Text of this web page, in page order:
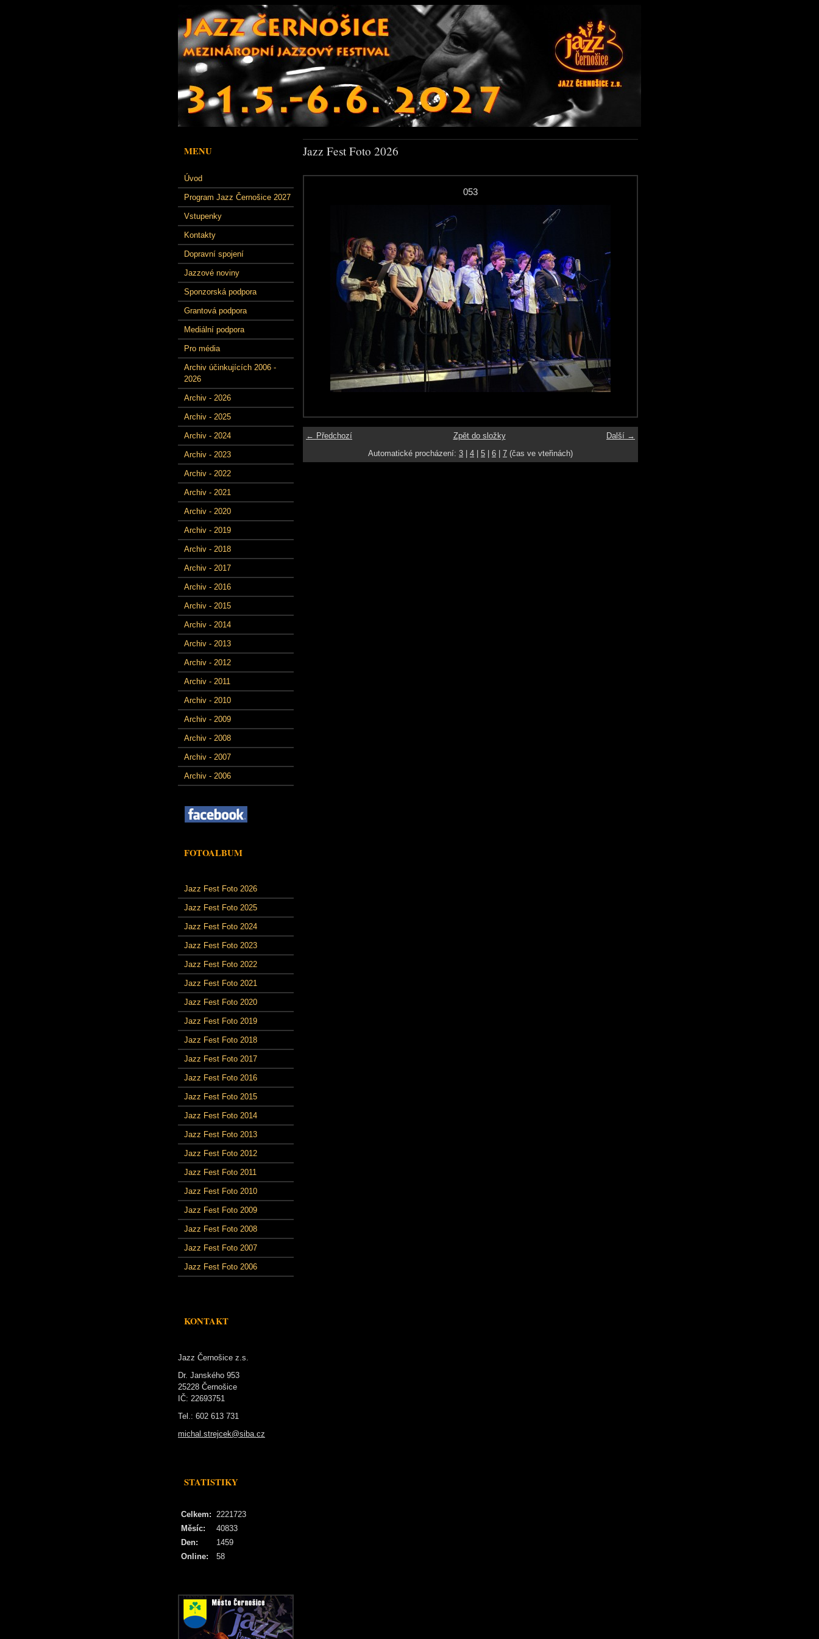
MENU
Úvod
Program Jazz Černošice 2027
Vstupenky
Kontakty
Dopravní spojení
Jazzové noviny
Sponzorská podpora
Grantová podpora
Mediální podpora
Pro média
Archiv účinkujících 2006 -
2026
Archiv - 2026
Archiv - 2025
Archiv - 2024
Archiv - 2023
Archiv - 2022
Archiv - 2021
Archiv - 2020
Archiv - 2019
Archiv - 2018
Archiv - 2017
Archiv - 2016
Archiv - 2015
Archiv - 2014
Archiv - 2013
Archiv - 2012
Archiv - 2011
Archiv - 2010
Archiv - 2009
Archiv - 2008
Archiv - 2007
Archiv - 2006
FOTOALBUM
Jazz Fest Foto 2026
Jazz Fest Foto 2025
Jazz Fest Foto 2024
Jazz Fest Foto 2023
Jazz Fest Foto 2022
Jazz Fest Foto 2021
Jazz Fest Foto 2020
Jazz Fest Foto 2019
Jazz Fest Foto 2018
Jazz Fest Foto 2017
Jazz Fest Foto 2016
Jazz Fest Foto 2015
Jazz Fest Foto 2014
Jazz Fest Foto 2013
Jazz Fest Foto 2012
Jazz Fest Foto 2011
Jazz Fest Foto 2010
Jazz Fest Foto 2009
Jazz Fest Foto 2008
Jazz Fest Foto 2007
Jazz Fest Foto 2006
KONTAKT
Jazz Černošice z.s.
Dr. Janského 953
25228 Černošice
IČ: 22693751
Tel.: 602 613 731
michal.strejcek@siba.cz
STATISTIKY
Online: 58
Celkem: 2221723
Měsíc:
40833
Den:
1459
Jazz Fest Foto 2026
053
← Předchozí Další →
Zpět do složky
Automatické procházení: 3 4 5 6 7 (čas ve vteřinách)